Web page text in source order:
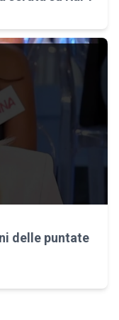
delle puntate